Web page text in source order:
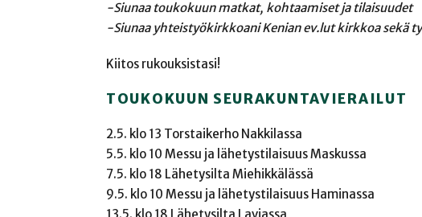
-Siunaa toukokuun matkat, kohtaamiset ja tilaisuudet
-Siunaa yhteistyökirkkoani Kenian ev.lut kirkkoa sekä
Kiitos rukouksistasi!
TOUKOKUUN SEURAKUNTAVIERAILUT
2.5. klo 13 Torstaikerho Nakkilassa
5.5. klo 10 Messu ja lähetystilaisuus Maskussa
7.5. klo 18 Lähetysilta Miehikkälässä
9.5. klo 10 Messu ja lähetystilaisuus Haminassa